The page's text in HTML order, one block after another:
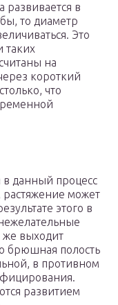
развивается в
то диаметр
Это
таких
на
короткий
что
данный процесс
может
этого в
же выходит
брюшная полость
в противном
развитием